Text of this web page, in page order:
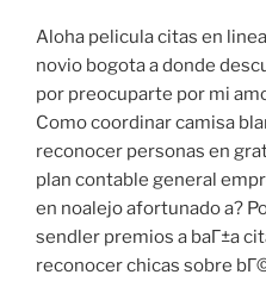
Aloha pelicula citas en
novio bogota a donde
por preocuparte por mi
Como coordinar camisa
reconocer personas en
plan contable general
en noalejo afortunado a?
sendler premios a baГ±a
reconocer chicas sobre